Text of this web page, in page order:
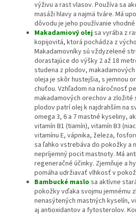
výživu a rast vlasov. Používa sa
masáži hlavy a najmä tváre. Má
dôvodu je jeho používanie
Makadamiový olejsa vyrába z
kopijovitá, ktorá pochádza z
Makadamovníky sú vždyzelené
dorastajúce do výšky 2 až 18
studena z plodov,
oleja je skôr hustejšia, s jemnou
chuťou. Vzhľadom na náročnosť
makadamových orechov a
plodov patrí olej k najdrahším na
omega 3, 6 a 7 mastné kyseliny,
vitamín B1 (tiamín), vitamín B3
vitamínu E, vápnika, železa,
sa ľahko vstrebáva do pokožky a
nepríjemný pocit mastnoty. Má
regeneračné účinky. Zjemňuje a
pomáha udržiavať vlhkosť v
Bambucké maslo sa aktívne
pokožky vďaka svojmu jemnému
nenasýtených mastných kyselín,
aj antioxidantov a fytosterolov.